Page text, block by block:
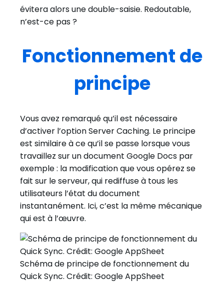
évitera alors une double-saisie. Redoutable,
n’est-ce pas ?
Fonctionnement de
principe
Vous avez remarqué qu’il est nécessaire
d’activer l’option Server Caching. Le principe
est similaire à ce qu’il se passe lorsque vous
travaillez sur un document Google Docs par
exemple : la modification que vous opérez se
fait sur le serveur, qui rediffuse à tous les
utilisateurs l’état du document
instantanément. Ici, c’est la même mécanique
qui est à l’œuvre.
Schéma de principe de fonctionnement du
Quick Sync. Crédit: Google AppSheet